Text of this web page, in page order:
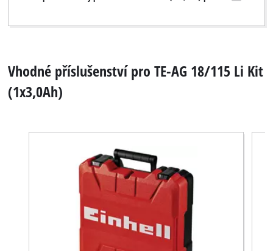
Vhodné příslušenství pro TE-AG 18/115 Li Kit
(1x3,0Ah)